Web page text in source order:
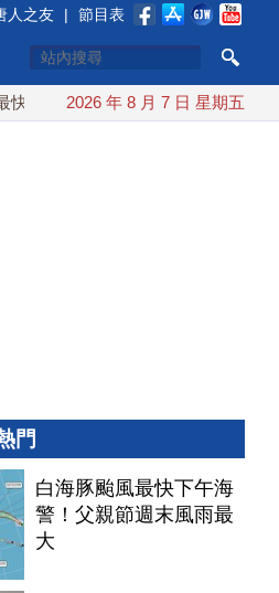
人之友 | 節目表
午海警！父親節週末風雨最大
2026 年 8 月 7 日 星期五
門
白海豚颱風最快下午海
警！父親節週末風雨最
大